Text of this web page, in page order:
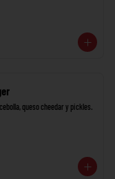
queso cheedar y pickles.